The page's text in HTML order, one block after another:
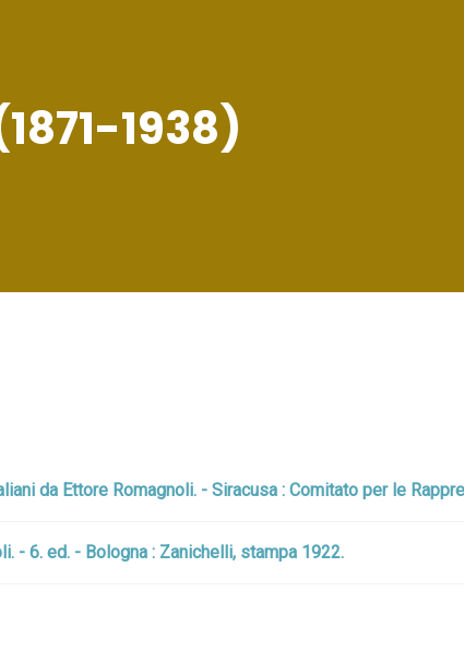
1938)
da Ettore Romagnoli. - Siracusa : Comitato per le
- 6. ed. - Bologna : Zanichelli, stampa 1922.